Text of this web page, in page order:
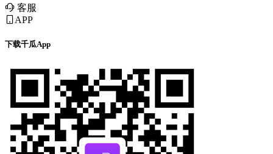
客服
APP
下载千瓜App